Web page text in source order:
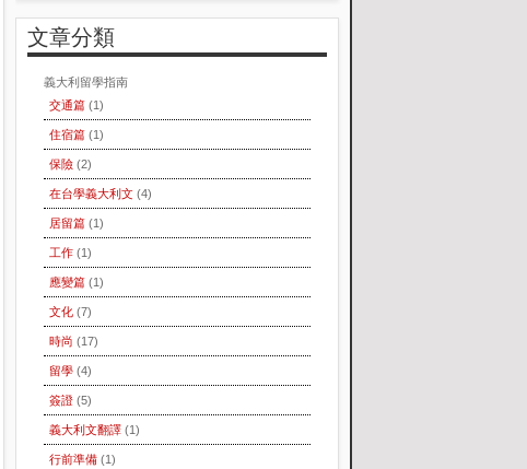
文章分類
義大利留學指南
交通篇 (1)
住宿篇 (1)
保險 (2)
在台學義大利文 (4)
居留篇 (1)
工作 (1)
應變篇 (1)
文化 (7)
時尚 (17)
留學 (4)
簽證 (5)
義大利文翻譯 (1)
行前準備 (1)